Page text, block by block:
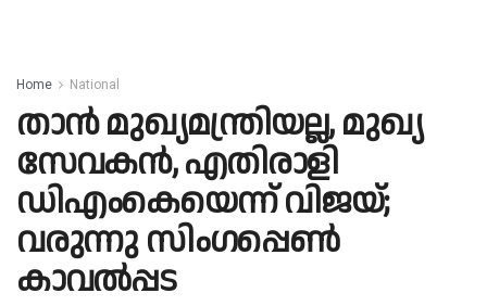
Home National
താൻ മുഖ്യമന്ത്രിയല്ല, മുഖ്യ
സേവകൻ, എതിരാളി
ഡിഎംകെയെന്ന് വിജയ്;
വരുന്നു സിംഗപ്പെൺ
കാവൽപ്പട